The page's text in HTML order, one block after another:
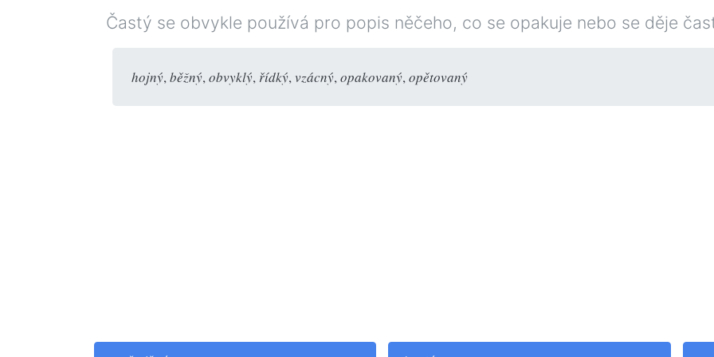
Častý se obvykle používá pro popis něčeho, co se opakuje nebo se děje
hojný, běžný, obvyklý, řídký, vzácný, opakovaný, opětovaný